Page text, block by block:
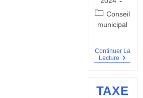
Post
category:
Conseil
municipal
Continuer La
Lecture PV
11
TAXE